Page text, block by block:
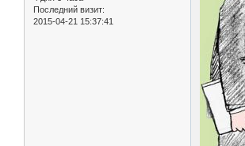
Последний визит:
2015-04-21 15:37:41